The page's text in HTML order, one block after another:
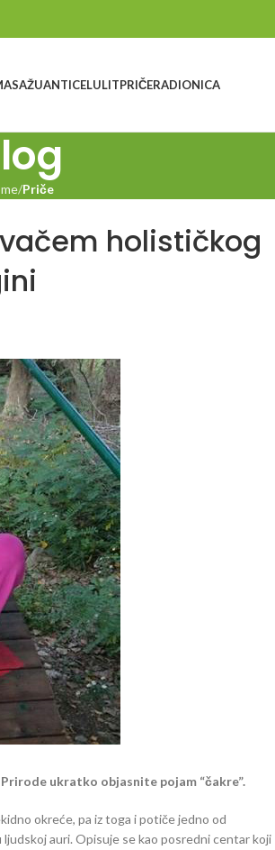
ANTICELULITPRIČERADIONICA
Priče
holističkog
ukratko objasnite pojam “čakre”.
okreće, pa iz toga i potiče jedno od
auri. Opisuje se kao posredni centar koji